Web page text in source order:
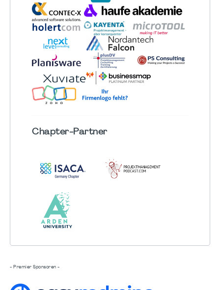
Chapter-Partner
- Premier Sponsoren -